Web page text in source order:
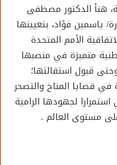
هنأ الدكتور مصطفى
ياسمين فؤاد، بتعيينها
الأمم المتحدة
متميزة في منصبها
كوزيرة للبيئة منذ عام 2018 وحتى قبول استقالتها؛
قضايا المناخ والتصحر
لجهودها الرامية
مستوى العالم .